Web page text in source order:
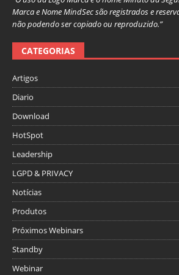
Marca e Nome MindSec são registrados e
não podendo ser copiado ou reproduzido.”
CATEGORIAS
Artigos
Diario
Download
HotSpot
Leadership
LGPD & PRIVACY
Notícias
Produtos
Próximos Webinars
Standby
Webinar